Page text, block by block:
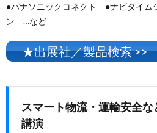
●パナソニックコネクト ●ナビタ
ン …など
★出展社／製品検索 >>
スマート物流・運輸安全
講演